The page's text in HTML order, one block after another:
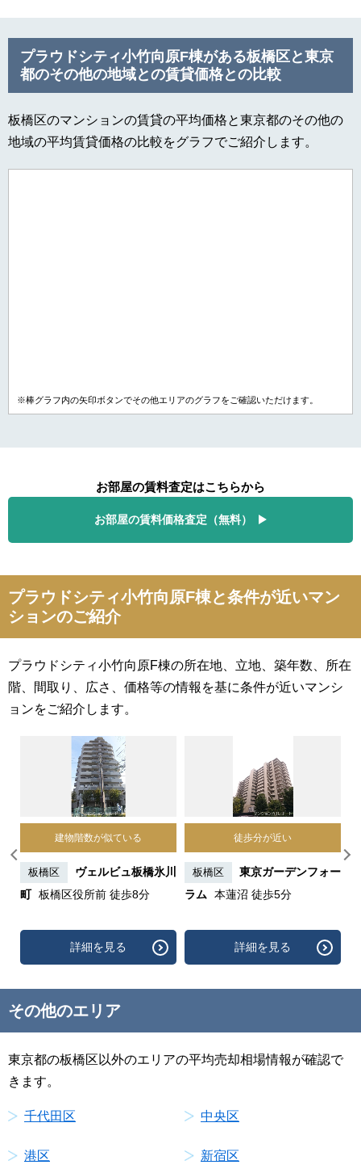
プラウドシティ小竹向原F棟がある板橋区と東京
都のその他の地域との賃貸価格との比較
板橋区のマンションの賃貸の平均価格と東京都のその他の
地域の平均賃貸価格の比較をグラフでご紹介します。
※棒グラフ内の矢印ボタンでその他エリアのグラフをご確認いただけます。
お部屋の賃料査定はこちらから
お部屋の賃料価格査定（無料）
プラウドシティ小竹向原F棟と条件が近いマン
ションのご紹介
プラウドシティ小竹向原F棟の所在地、立地、築年数、所在
階、間取り、広さ、価格等の情報を基に条件が近いマンシ
ョンをご紹介します。
建物階数が似ている
板橋区
ヴェルビュ板橋氷川
町 板橋区役所前 徒歩8分
詳細を見る
徒歩分が近い
板橋区
東京ガーデンフォー
ラム
本蓮沼 徒歩5分
詳細を見る
その他のエリア
東京都の板橋区以外のエリアの平均売却相場情報が確認で
きます。
千代田区 中央区
港区 新宿区